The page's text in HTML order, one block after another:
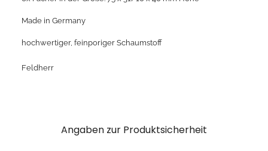
Made in Germany
hochwertiger, feinporiger Schaumstoff
Feldherr
Angaben zur Produktsicherheit